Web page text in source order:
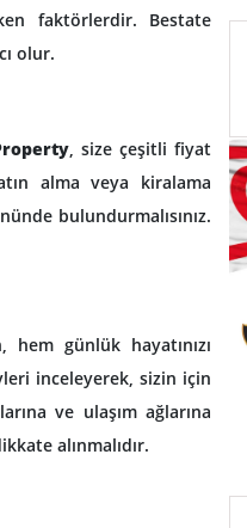
faktörlerdir. Bestate
olur.
, size çeşitli fiyat
alma veya kiralama
bulundurmalısınız.
günlük hayatınızı
inceleyerek, sizin için
ve ulaşım ağlarına
alınmalıdır.